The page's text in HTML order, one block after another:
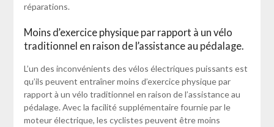
réparations.
Moins d’exercice physique par rapport à un vélo
traditionnel en raison de l’assistance au pédalage.
L’un des inconvénients des vélos électriques puissants est
qu’ils peuvent entraîner moins d’exercice physique par
rapport à un vélo traditionnel en raison de l’assistance au
pédalage. Avec la facilité supplémentaire fournie par le
moteur électrique, les cyclistes peuvent être moins